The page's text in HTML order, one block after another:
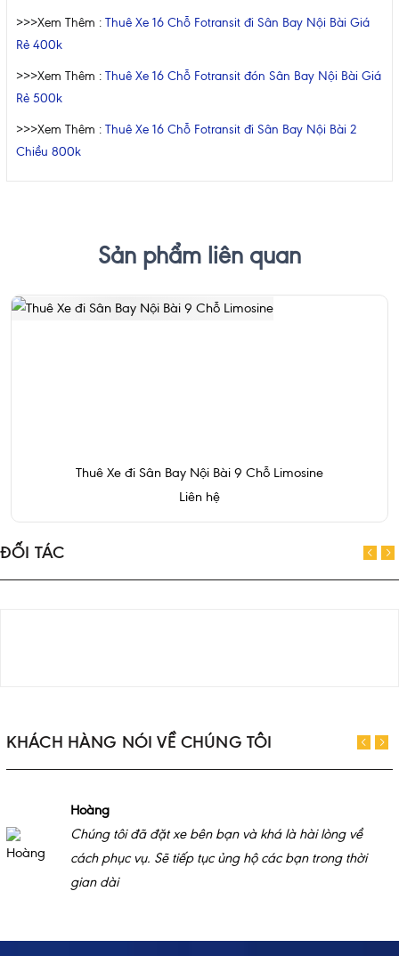
>>>Xem Thêm : Thuê Xe 16 Chỗ Fotransit đi Sân Bay Nội Bài Giá
Rẻ 400k
>>>Xem Thêm : Thuê Xe 16 Chỗ Fotransit đón Sân Bay Nội Bài Giá
Rẻ 500k
>>>Xem Thêm : Thuê Xe 16 Chỗ Fotransit đi Sân Bay Nội Bài 2
Chiều 800k
Sản phẩm liên quan
Thuê Xe đi Sân Bay Nội Bài 9 Chỗ Limosine
Liên hệ
ĐỐI TÁC
KHÁCH HÀNG NÓI VỀ CHÚNG TÔI
Hoàng
Chúng tôi đã đặt xe bên bạn và khá là hài lòng về
cách phục vụ. Sẽ tiếp tục ủng hộ các bạn trong thời
gian dài